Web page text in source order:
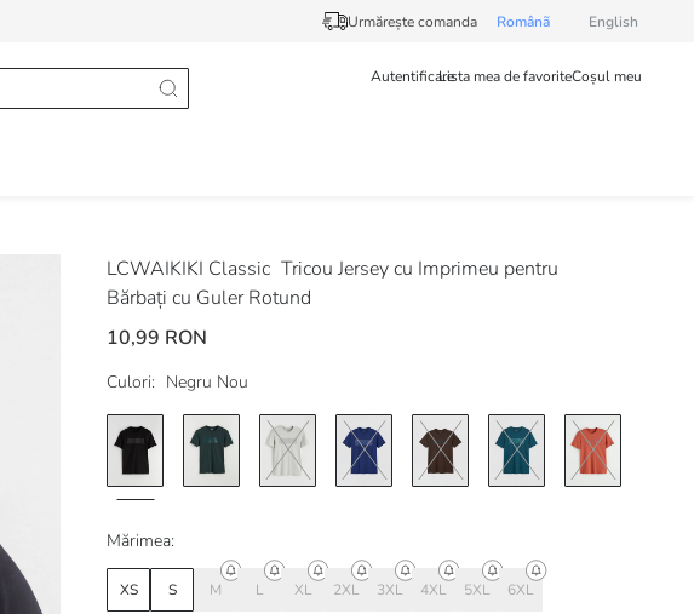
Urmărește comanda Românã English
AutentificareLista mea de favoriteCoșul meu
LCWAIKIKI Classic Tricou Jersey cu Imprimeu pentru
Bărbați cu Guler Rotund
10,99 RON
Culori: Negru Nou
Mărimea:
XS S M L XL 2XL 3XL 4XL 5XL 6XL